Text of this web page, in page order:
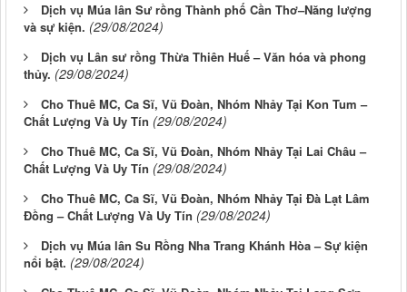
Dịch vụ Múa lân Sư rồng Thành phố Cần Thơ–Năng lượng
và sự kiện. (29/08/2024)
Dịch vụ Lân sư rồng Thừa Thiên Huế – Văn hóa và phong
thủy. (29/08/2024)
Cho Thuê MC, Ca Sĩ, Vũ Đoàn, Nhóm Nhảy Tại Kon Tum –
Chất Lượng Và Uy Tín (29/08/2024)
Cho Thuê MC, Ca Sĩ, Vũ Đoàn, Nhóm Nhảy Tại Lai Châu –
Chất Lượng Và Uy Tín (29/08/2024)
Cho Thuê MC, Ca Sĩ, Vũ Đoàn, Nhóm Nhảy Tại Đà Lạt Lâm
Đồng – Chất Lượng Và Uy Tín (29/08/2024)
Dịch vụ Múa lân Su Rồng Nha Trang Khánh Hòa – Sự kiện
nổi bật. (29/08/2024)